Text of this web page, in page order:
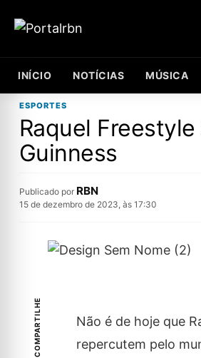
INÍCIO NOTÍCIAS MÚSICA
ESPORTES
Raquel
Guinness
Publicado por RBN
15 de dezembro de 2023, às 17:30
COMPARTILHE
Não é de hoje que
repercutem pelo